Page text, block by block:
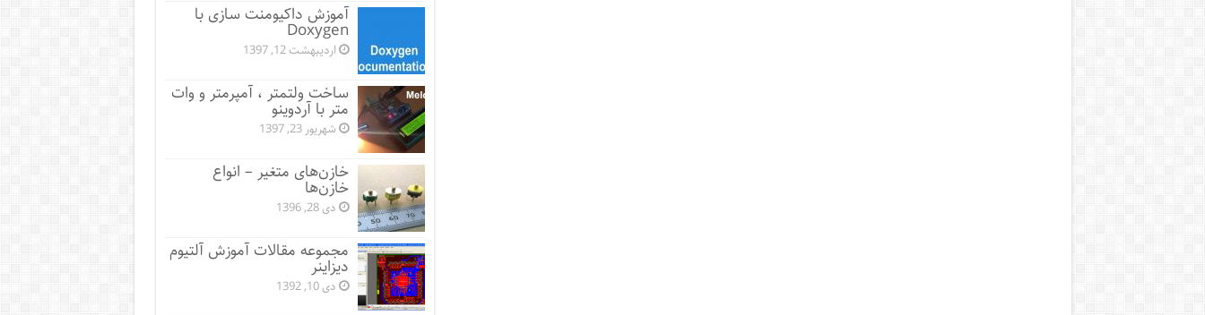
آموزش داکیومنت سازی با
Doxygen
اردیبهشت 12, 1397
ساخت ولتمتر ، آمپرمتر و وات
متر با آردوینو
شهریور 23, 1397
خازن‌های متغیر – انواع
خازن‌ها
دی 28, 1396
مجموعه مقالات آموزش آلتیوم
دیزاینر
دی 10, 1392